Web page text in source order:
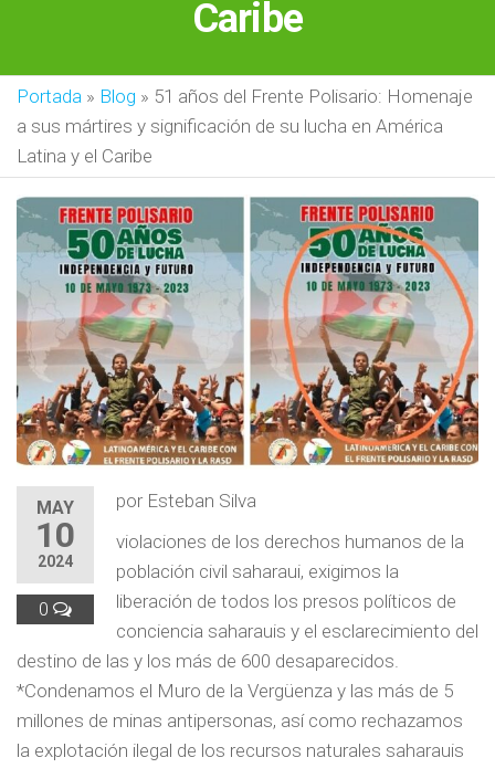
Caribe
Portada » Blog » 51 años del Frente Polisario: Homenaje
a sus mártires y significación de su lucha en América
Latina y el Caribe
MAY
10
2024
0
por Esteban Silva
violaciones de los derechos humanos de la
población civil saharaui, exigimos la
liberación de todos los presos políticos de
conciencia saharauis y el esclarecimiento del
destino de las y los más de 600 desaparecidos.
*Condenamos el Muro de la Vergüenza y las más de 5
millones de minas antipersonas, así como rechazamos
la explotación ilegal de los recursos naturales saharauis